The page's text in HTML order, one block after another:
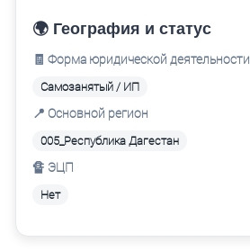
🌍 География и статус
🧾 Форма юридической деятельности
Самозанятый / ИП
📍 Основной регион
005_Республика Дагестан
🔏 ЭЦП
Нет